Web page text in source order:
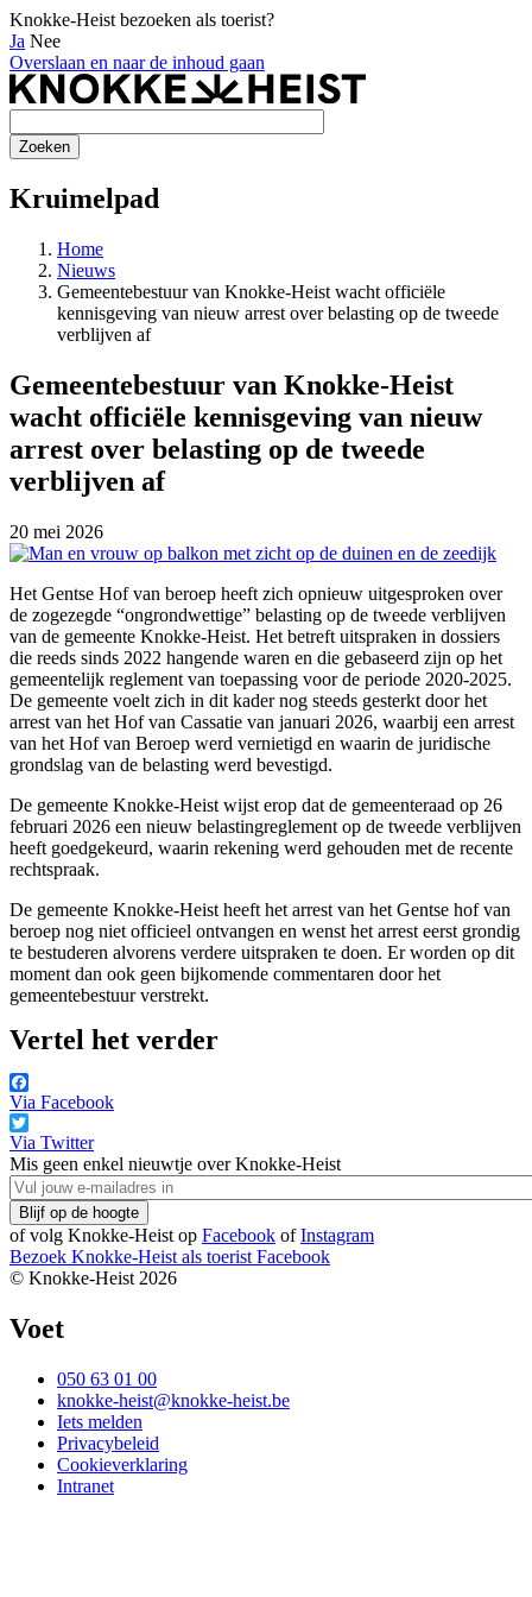
Knokke-Heist bezoeken als toerist?
Ja Nee
Overslaan en naar de inhoud gaan
Kruimelpad
Home
Nieuws
Gemeentebestuur van Knokke-Heist wacht officiële
kennisgeving van nieuw arrest over belasting op de tweede
verblijven af
Gemeentebestuur van Knokke-Heist
wacht officiële kennisgeving van nieuw
arrest over belasting op de tweede
verblijven af
20 mei 2026
Het Gentse Hof van beroep heeft zich opnieuw uitgesproken over
de zogezegde “ongrondwettige” belasting op de tweede verblijven
van de gemeente Knokke-Heist. Het betreft uitspraken in dossiers
die reeds sinds 2022 hangende waren en die gebaseerd zijn op het
gemeentelijk reglement van toepassing voor de periode 2020-2025.
De gemeente voelt zich in dit kader nog steeds gesterkt door het
arrest van het Hof van Cassatie van januari 2026, waarbij een arrest
van het Hof van Beroep werd vernietigd en waarin de juridische
grondslag van de belasting werd bevestigd.
De gemeente Knokke-Heist wijst erop dat de gemeenteraad op 26
februari 2026 een nieuw belastingreglement op de tweede verblijven
heeft goedgekeurd, waarin rekening werd gehouden met de recente
rechtspraak.
De gemeente Knokke-Heist heeft het arrest van het Gentse hof van
beroep nog niet officieel ontvangen en wenst het arrest eerst grondig
te bestuderen alvorens verdere uitspraken te doen. Er worden op dit
moment dan ook geen bijkomende commentaren door het
gemeentebestuur verstrekt.
Vertel het verder
Via Facebook
Via Twitter
Mis geen enkel nieuwtje over Knokke-Heist
of volg Knokke-Heist op Facebook ofInstagram
Bezoek Knokke-Heist als toerist Facebook
© Knokke-Heist 2026
Voet
050 63 01 00
knokke-heist@knokke-heist.be
Iets melden
Privacybeleid
Cookieverklaring
Intranet